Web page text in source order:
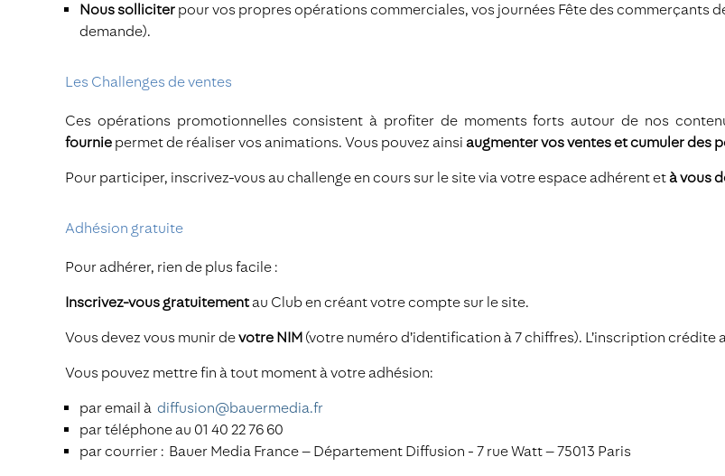
Nous solliciter pour vos propres opérations commerciales, vos journées Fête des commerçants
demande).
Les Challenges de ventes
Ces opérations promotionnelles consistent à profiter de moments forts autour de nos
fournie permet de réaliser vos animations. Vous pouvez ainsi augmenter vos ventes et cumuler des
Pour participer, inscrivez-vous au challenge en cours sur le site via votre espace adhérent età vous
Adhésion gratuite
Pour adhérer, rien de plus facile :
Inscrivez-vous gratuitement au Club en créant votre compte sur le site.
Vous devez vous munir devotre NIM (votre numéro d’identification à 7 chiffres). L’inscription
Vous pouvez mettre fin à tout moment à votre adhésion:
par email à diffusion@bauermedia.fr
par téléphone au 01 40 22 76 60
par courrier : Bauer Media France – Département Diffusion - 7 rue Watt – 75013 Paris